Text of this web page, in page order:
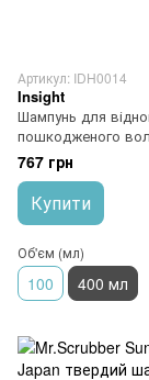
Артикул: IDH0014
Insight
Шампунь для
пошкодженого
(скло) Insight
Restructurizing
767 грн
Купити
Об'єм (мл)
100 400 мл